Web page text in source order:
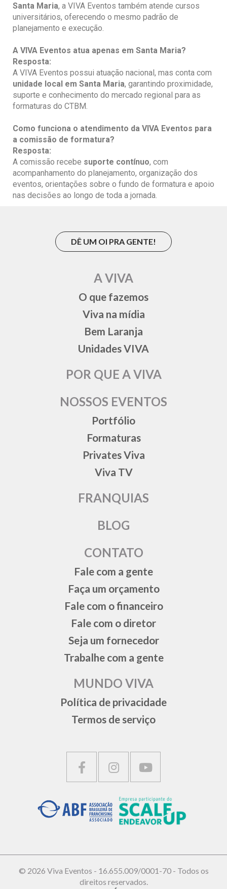
Santa Maria, a VIVA Eventos também atende cursos
universitários, oferecendo o mesmo padrão de
planejamento e execução.
A VIVA Eventos atua apenas em Santa Maria?
Resposta:
A VIVA Eventos possui atuação nacional, mas conta com
unidade local em Santa Maria, garantindo proximidade,
suporte e conhecimento do mercado regional para as
formaturas do CTBM.
Como funciona o atendimento da VIVA Eventos para
a comissão de formatura?
Resposta:
A comissão recebe suporte contínuo, com
acompanhamento do planejamento, organização dos
eventos, orientações sobre o fundo de formatura e apoio
nas decisões ao longo de toda a jornada.
DÊ UM OI PRA GENTE!
A VIVA
O que fazemos
Viva na mídia
Bem Laranja
Unidades VIVA
POR QUE A VIVA
NOSSOS EVENTOS
Portfólio
Formaturas
Privates Viva
Viva TV
FRANQUIAS
BLOG
CONTATO
Fale com a gente
Faça um orçamento
Fale com o financeiro
Fale com o diretor
Seja um fornecedor
Trabalhe com a gente
MUNDO VIVA
Política de privacidade
Termos de serviço
© 2026 Viva Eventos - 16.655.009/0001-70 - Todos os
direitos reservados.